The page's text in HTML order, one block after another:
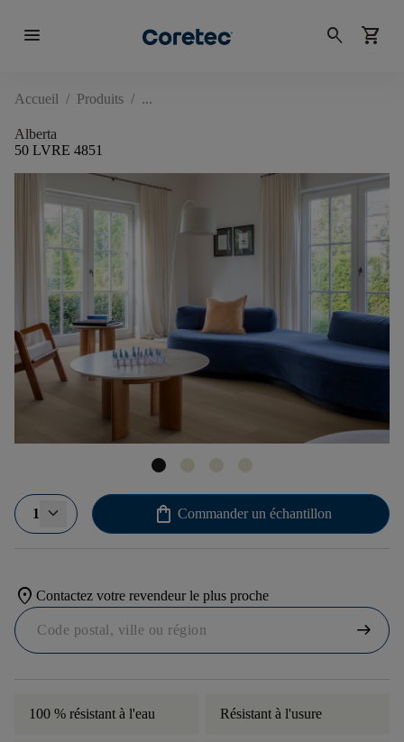
menu search shopping_cart
Accueil / Produits /
Alberta
50 LVRE 4851
1 shopping_bag Commander un échantillon
location_on Contactez votre revendeur le plus proche
arrow_right_alt
100 % résistant à l'eau Résistant à l'usure